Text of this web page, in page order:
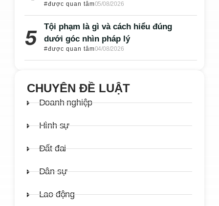
#được quan tâm05/08/2026
Tội phạm là gì và cách hiểu đúng
dưới góc nhìn pháp lý
#được quan tâm04/08/2026
CHUYÊN ĐỀ LUẬT
Doanh nghiệp
Hình sự
Đất đai
Dân sự
Lao động